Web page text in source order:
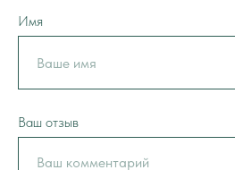
Имя
Ваш отзыв